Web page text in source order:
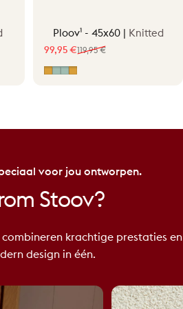
Ploov¹ - 45x60 | Knitted
Verkoopprijs
99,95 €
Normale prijs
119,95 €
voor jou ontworpen.
Stoov?
krachtige prestaties en
design in één.